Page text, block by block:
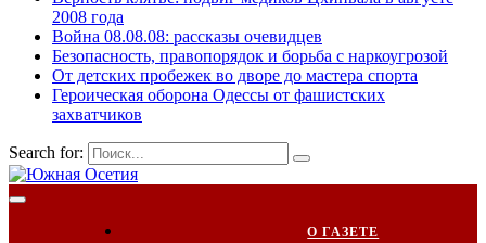
2008 года
Война 08.08.08: рассказы очевидцев
Безопасность, правопорядок и борьба с наркоугрозой
От детских пробежек во дворе до мастера спорта
Героическая оборона Одессы от фашистских
захватчиков
Search for:
О ГАЗЕТЕ